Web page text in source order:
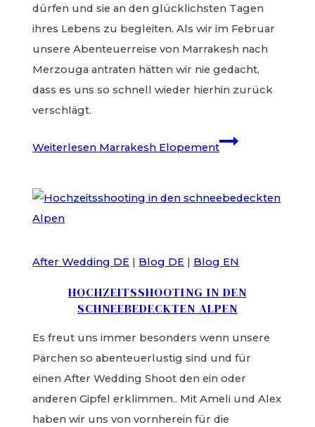
dürfen und sie an den glücklichsten Tagen
ihres Lebens zu begleiten. Als wir im Februar
unsere Abenteuerreise von Marrakesh nach
Merzouga antraten hätten wir nie gedacht,
dass es uns so schnell wieder hierhin zurück
verschlägt.
Weiterlesen Marrakesh Elopement
After Wedding DE | Blog DE | Blog EN
HOCHZEITSSHOOTING IN DEN
SCHNEEBEDECKTEN ALPEN
Es freut uns immer besonders wenn unsere
Pärchen so abenteuerlustig sind und für
einen After Wedding Shoot den ein oder
anderen Gipfel erklimmen.. Mit Ameli und Alex
haben wir uns von vornherein für die